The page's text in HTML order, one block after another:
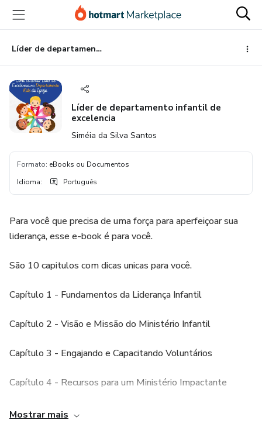
para
conteúdo
principal
para
pagamento
para
rodapé
Líder de departamento infantil de excelencia
Líder de departamento infantil de
excelencia
Siméia da Silva Santos
Formato: eBooks ou Documentos
Idioma: Português
Para você que precisa de uma força para aperfeiçoar sua
liderança, esse e-book é para você.
São 10 capitulos com dicas unicas para você.
Capítulo 1 - Fundamentos da Liderança Infantil
Capítulo 2 - Visão e Missão do Ministério Infantil
Capítulo 3 - Engajando e Capacitando Voluntários
Capítulo 4 - Recursos para um Ministério Impactante
Capítulo 5 - Desenvolvimento de Programas por Faixa
Mostrar mais